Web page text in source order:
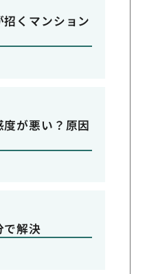
招くマンション
が悪い？原因
で解決